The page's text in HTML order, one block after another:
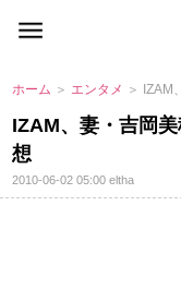
ホーム ＞ エンタメ ＞ IZAM
IZAM、妻・吉岡
想
2010-06-02 05:00eltha